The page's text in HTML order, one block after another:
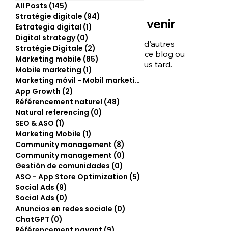
Posts à venir
Découvrez d'autres
catégories de ce blog ou
revenez plus tard.
All Posts (145)
Stratégie digitale (94)
Estrategia digital (1)
Digital strategy(0)
Stratégie Digitale (2)
Marketing mobile (85)
Mobile marketing (1)
Marketing móvil - Mobil marketing
App Growth (2)
Référencement naturel (48)
Natural referencing (0)
SEO & ASO (1)
Marketing Mobile (1)
Community management (8)
Community management (0)
Gestión de comunidades (0)
ASO - App Store Optimization (5)
Social Ads (9)
Social Ads (0)
Anuncios en redes sociale (0)
ChatGPT (0)